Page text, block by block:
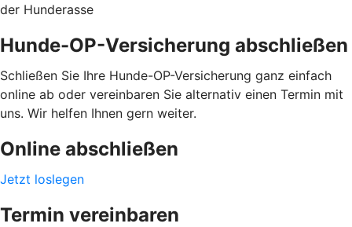
der Hunderasse
Hunde-OP-Versicherung abschließen
Schließen Sie Ihre Hunde-OP-Versicherung ganz einfach
online ab oder vereinbaren Sie alternativ einen Termin mit
uns. Wir helfen Ihnen gern weiter.
Online abschließen
Jetzt loslegen
Termin vereinbaren